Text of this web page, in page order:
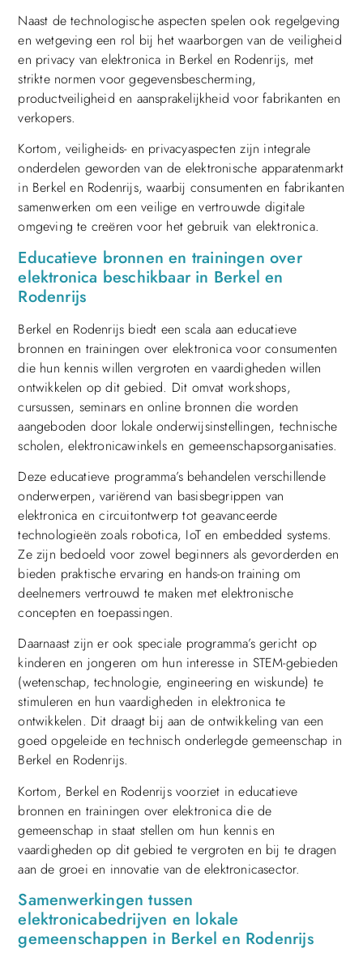
Naast de technologische aspecten spelen ook regelgeving
en wetgeving een rol bij het waarborgen van de veiligheid
en privacy van elektronica in Berkel en Rodenrijs, met
strikte normen voor gegevensbescherming,
productveiligheid en aansprakelijkheid voor fabrikanten en
verkopers.
Kortom, veiligheids- en privacyaspecten zijn integrale
onderdelen geworden van de elektronische apparatenmarkt
in Berkel en Rodenrijs, waarbij consumenten en fabrikanten
samenwerken om een veilige en vertrouwde digitale
omgeving te creëren voor het gebruik van elektronica.
Educatieve bronnen en trainingen over
elektronica beschikbaar in Berkel en
Rodenrijs
Berkel en Rodenrijs biedt een scala aan educatieve
bronnen en trainingen over elektronica voor consumenten
die hun kennis willen vergroten en vaardigheden willen
ontwikkelen op dit gebied. Dit omvat workshops,
cursussen, seminars en online bronnen die worden
aangeboden door lokale onderwijsinstellingen, technische
scholen, elektronicawinkels en gemeenschapsorganisaties.
Deze educatieve programma’s behandelen verschillende
onderwerpen, variërend van basisbegrippen van
elektronica en circuitontwerp tot geavanceerde
technologieën zoals robotica, IoT en embedded systems.
Ze zijn bedoeld voor zowel beginners als gevorderden en
bieden praktische ervaring en hands-on training om
deelnemers vertrouwd te maken met elektronische
concepten en toepassingen.
Daarnaast zijn er ook speciale programma’s gericht op
kinderen en jongeren om hun interesse in STEM-gebieden
(wetenschap, technologie, engineering en wiskunde) te
stimuleren en hun vaardigheden in elektronica te
ontwikkelen. Dit draagt bij aan de ontwikkeling van een
goed opgeleide en technisch onderlegde gemeenschap in
Berkel en Rodenrijs.
Kortom, Berkel en Rodenrijs voorziet in educatieve
bronnen en trainingen over elektronica die de
gemeenschap in staat stellen om hun kennis en
vaardigheden op dit gebied te vergroten en bij te dragen
aan de groei en innovatie van de elektronicasector.
Samenwerkingen tussen
elektronicabedrijven en lokale
gemeenschappen in Berkel en Rodenrijs